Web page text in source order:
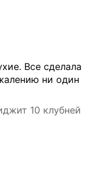
Все сделала
ни один
10 клубней